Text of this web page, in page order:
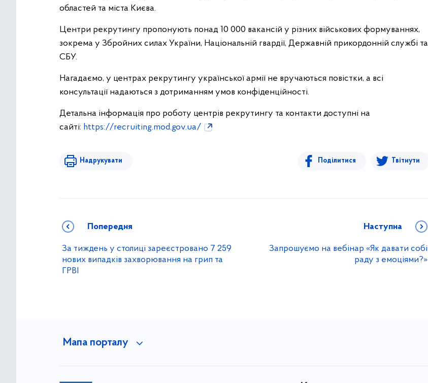
областей та міста Києва.
Центри рекрутингу пропонують понад 10 000 вакансій у різних військових формуваннях,
зокрема у Збройних силах України, Національній гвардії, Державній прикордонній службі та
СБУ.
Нагадаємо, у центрах рекрутингу української армії не вручаються повістки, а всі
консультації надаються з дотриманням умов конфіденційності.
Детальна інформація про роботу центрів рекрутингу та контакти доступні на
сайті: https://recruiting.mod.gov.ua/
Надрукувати Поділитися Твітнути
Попередня
За тиждень у столиці зареєстровано 7 259
нових випадків захворювання на грип та
ГРВІ
Наступна
Запрошуємо на вебінар «Як давати собі
раду з емоціями?»
Мапа порталу